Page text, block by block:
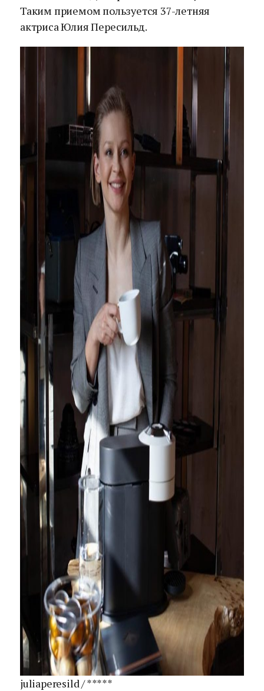
Таким приемом пользуется 37-летняя
актриса Юлия Пересильд.
juliaperesild / *****